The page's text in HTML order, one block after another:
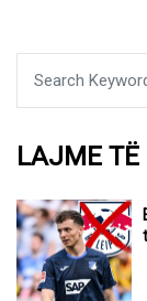
LAJME TË